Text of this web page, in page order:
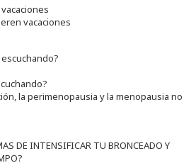
vacaciones
la perimenopausia y la menopausia no